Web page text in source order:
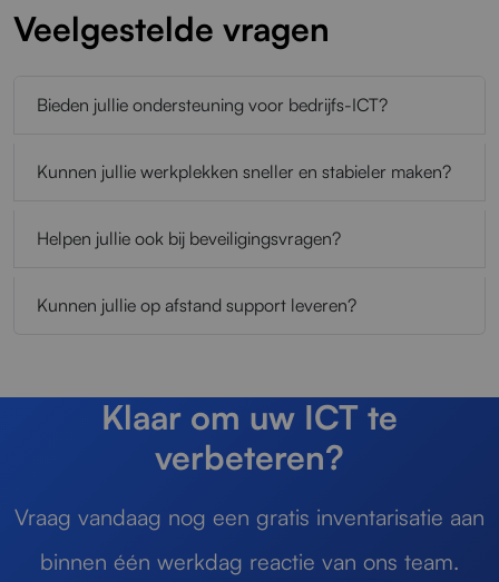
Veelgestelde vragen
Bieden jullie ondersteuning voor bedrijfs-ICT?
Kunnen jullie werkplekken sneller en stabieler maken?
Helpen jullie ook bij beveiligingsvragen?
Kunnen jullie op afstand support leveren?
Klaar om uw ICT te
verbeteren?
Vraag vandaag nog een gratis inventarisatie aan
binnen één werkdag reactie van ons team.